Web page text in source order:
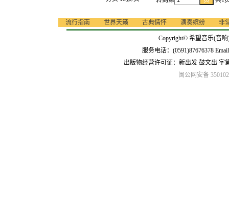
流行指南 世界天籁 古典情怀 演奏缤纷 非
Copyright© 希望音乐(音
服务电话：(0591)87676378
出版物经营许可证：新出发 鼓文出
闽公网安备